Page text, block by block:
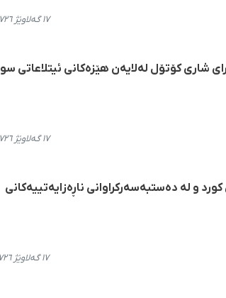
١٧ گەلاوێژ ٢٧٢٦، ١٦:٢٢
شاری کۆتۆل لەلایەن هێزەکانی ئیتلاعاتی
١٧ گەلاوێژ ٢٧٢٦، ١٣:٥١
و لە دەستبەسەرکراوانی ناڕەزایەتییەکانی
١٧ گەلاوێژ ٢٧٢٦، ١٢:١٣